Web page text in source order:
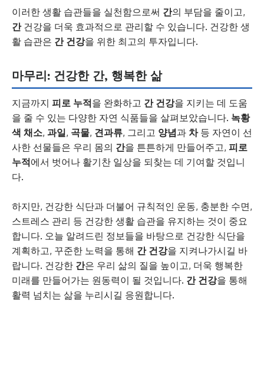
이러한 생활 습관들을 실천함으로써 간의 부담을 줄이고,
간건강을 더욱 효과적으로 관리할 수 있습니다. 건강한 생
활 습관은 간 건강을 위한 최고의 투자입니다.
마무리: 건강한 간, 행복한 삶
지금까지 피로 누적을 완화하고 간 건강을 지키는 데 도움
을 줄 수 있는 다양한 자연 식품들을 살펴보았습니다. 녹황
색 채소, 과일, 곡물, 견과류, 그리고 양념과 차등 자연이 선
사한 선물들은 우리 몸의 간을 튼튼하게 만들어주고, 피로
누적에서 벗어나 활기찬 일상을 되찾는 데 기여할 것입니
다.
하지만, 건강한 식단과 더불어 규칙적인 운동, 충분한 수면,
스트레스 관리 등 건강한 생활 습관을 유지하는 것이 중요
합니다. 오늘 알려드린 정보들을 바탕으로 건강한 식단을
계획하고, 꾸준한 노력을 통해 간 건강을 지켜나가시길 바
랍니다. 건강한 간은 우리 삶의 질을 높이고, 더욱 행복한
미래를 만들어가는 원동력이 될 것입니다. 간 건강을 통해
활력 넘치는 삶을 누리시길 응원합니다.